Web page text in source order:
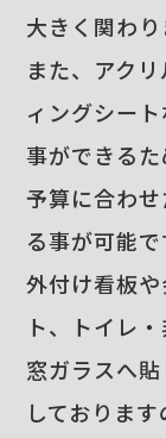
大きく関わり
また、アク
ィングシー
事ができる
予算に合わ
る事が可能で
外付け看板
ト、トイレ
窓ガラスへ
しておりま